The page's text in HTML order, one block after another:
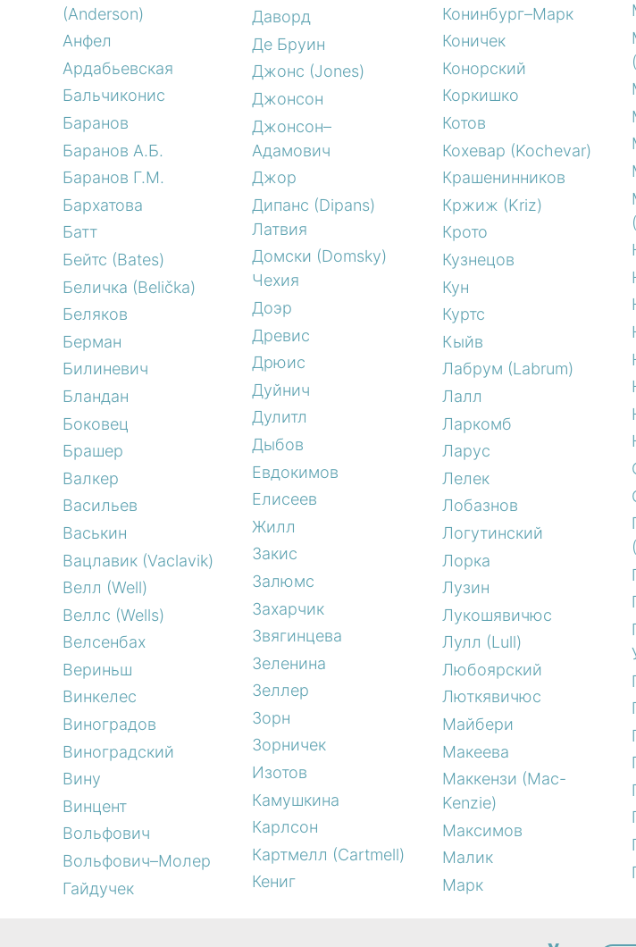
(Anderson)
Анфел
Ардабьевская
Бальчиконис
Баранов
Баранов А.Б.
Баранов Г.М.
Бархатова
Батт
Бейтс (Bates)
Беличка (Belička)
Беляков
Берман
Билиневич
Бландан
Боковец
Брашер
Валкер
Васильев
Васькин
Вацлавик (Vaclavik)
Велл (Well)
Веллс (Wells)
Велсенбах
Вериньш
Винкелес
Виноградов
Виноградский
Вину
Винцент
Вольфович
Вольфович–Молер
Гайдучек
Даворд
Де Бруин
Джонс (Jones)
Джонсон
Джонсон–
Адамович
Джор
Дипанс (Dipans)
Латвия
Домски (Domsky)
Чехия
Доэр
Древис
Дрюис
Дуйнич
Дулитл
Дыбов
Евдокимов
Елисеев
Жилл
Закис
Залюмс
Захарчик
Звягинцева
Зеленина
Зеллер
Зорн
Зорничек
Изотов
Камушкина
Карлсон
Картмелл (Cartmell)
Кениг
Конинбург–Марк
Коничек
Конорский
Коркишко
Котов
Кохевар (Kochevar)
Крашенинников
Кржиж (Kriz)
Крото
Кузнецов
Кун
Куртс
Кыйв
Лабрум (Labrum)
Лалл
Ларкомб
Ларус
Лелек
Лобазнов
Логутинский
Лорка
Лузин
Лукошявичюс
Лулл (Lull)
Любоярский
Люткявичюс
Майбери
Макеева
Маккензи (Mac-
Kenzie)
Максимов
Малик
Марк